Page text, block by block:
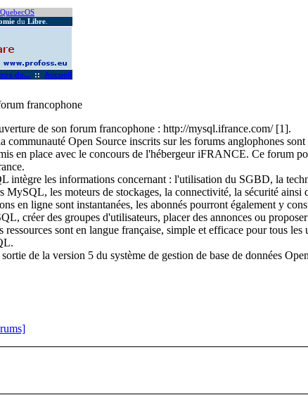
QuebecOS
du Libre
de... :: Accueil
francophone
de son forum francophone : http://mysql.ifrance.com/ [1].
communauté Open Source inscrits sur les forums anglophones
en place avec le concours de l'hébergeur iFRANCE. Ce forum
intègre les informations concernant : l'utilisation du SGBD, la
MySQL, les moteurs de stockages, la connectivité, la sécurité ainsi
en ligne sont instantanées, les abonnés pourront également y
créer des groupes d'utilisateurs, placer des annonces ou
sont en langue française, simple et efficace pour tous
de la version 5 du système de gestion de base de données